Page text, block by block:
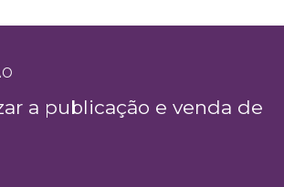
a publicação e venda de